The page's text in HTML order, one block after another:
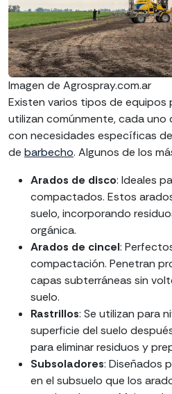
Imagen de Agrospray.com.ar
Existen varios tipos de equipos
utilizan comúnmente, cada uno
con necesidades específicas
de barbecho. Algunos de los
Arados de disco: Ideales
compactados. Estos
suelo, incorporando
orgánica.
Arados de cincel:
compactación. Penetran
capas subterráneas sin
suelo.
Rastrillos: Se utilizan para
superficie del suelo
para eliminar residuos y
Subsoladores: Diseñados
en el subsuelo que los